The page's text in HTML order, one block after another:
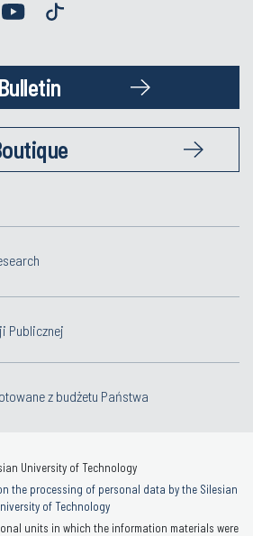
Bulletin
Publicznej
z budżetu Państwa
University of Technology
the processing of personal data by the Silesian
of Technology
units in which the information materials were